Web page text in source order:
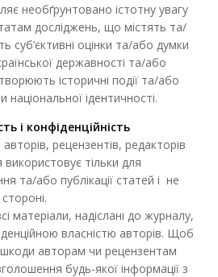
необґрунтовано істотну увагу
досліджень, що містять та/
суб’єктивні оцінки та/або думки
державності та/або
історичні події та/або
національної ідентичності.
і конфіденційність
рецензентів, редакторів
використовує тільки для
та/або публікації статей і не
матеріали, надіслані до журналу,
власністю авторів. Щоб
авторам чи рецензентам
будь-якої інформації з